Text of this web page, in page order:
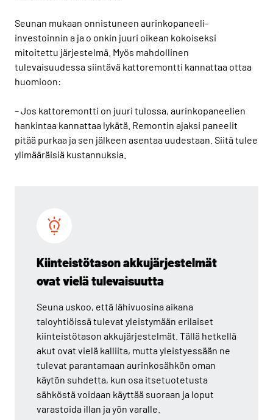
Seunan mukaan onnistuneen aurinkopaneeli-
investoinnin a ja o onkin juuri oikean kokoiseksi
mitoitettu järjestelmä. Myös mahdollinen
tulevaisuudessa siintävä kattoremontti kannattaa ottaa
huomioon:
– Jos kattoremontti on juuri tulossa, aurinkopaneelien
hankintaa kannattaa lykätä. Remontin ajaksi paneelit
pitää purkaa ja sen jälkeen asentaa uudestaan. Siitä tulee
ylimääräisiä kustannuksia.
Kiinteistötason akkujärjestelmät
ovat vielä tulevaisuutta
Seuna uskoo, että lähivuosina aikana
taloyhtiöissä tulevat yleistymään erilaiset
kiinteistötason akkujärjestelmät. Tällä hetkellä
akut ovat vielä kalliita, mutta yleistyessään ne
tulevat parantamaan aurinkosähkön oman
käytön suhdetta, kun osa itsetuotetusta
sähköstä voidaan käyttää suoraan ja loput
varastoida illan ja yön varalle.